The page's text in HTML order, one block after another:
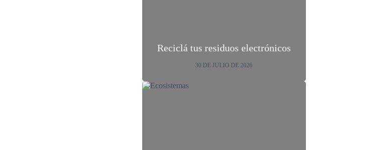
Reciclá tus residuos electrónicos
30 DE JULIO DE 2026